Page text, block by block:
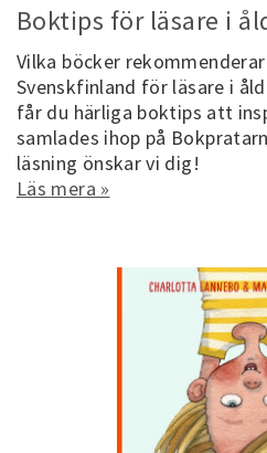
Boktips för läsare i
Vilka böcker
Svenskfinland för läsare i
får du härliga boktips att
samlades ihop på
läsning önskar vi dig!
Läs mera »